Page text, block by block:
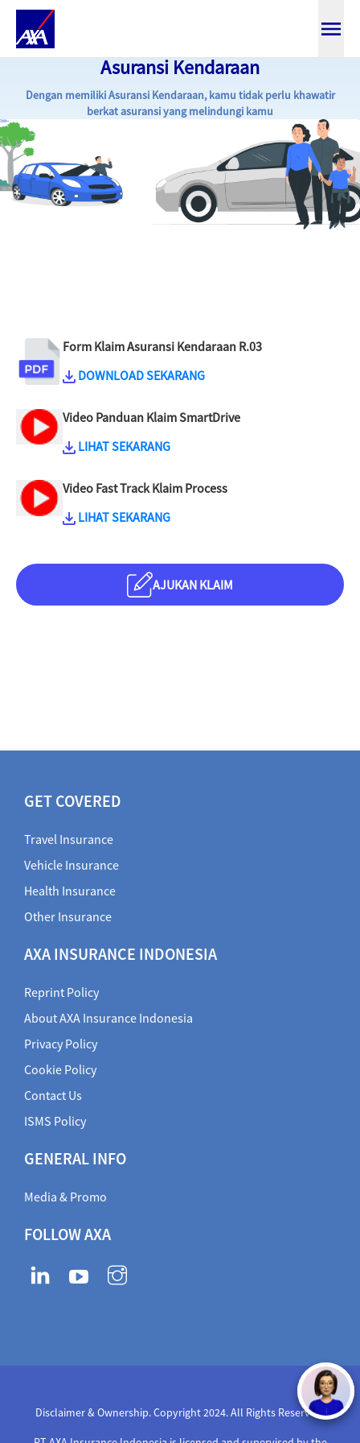
Tata Cara Klaim Asuransi
Asuransi Kendaraan
Dengan memiliki Asuransi Kendaraan, kamu tidak perlu khawatir
berkat asuransi yang melindungi kamu
Form Klaim Asuransi Kendaraan R.03
DOWNLOAD SEKARANG
Video Panduan Klaim SmartDrive
LIHAT SEKARANG
Video Fast Track Klaim Process
LIHAT SEKARANG
AJUKAN KLAIM
GET COVERED
Travel Insurance
Vehicle Insurance
Health Insurance
Other Insurance
AXA INSURANCE INDONESIA
Reprint Policy
About AXA Insurance Indonesia
Privacy Policy
Cookie Policy
Contact Us
ISMS Policy
GENERAL INFO
Media & Promo
FOLLOW AXA
Disclaimer & Ownership. Copyright 2024. All Rights Reserved,